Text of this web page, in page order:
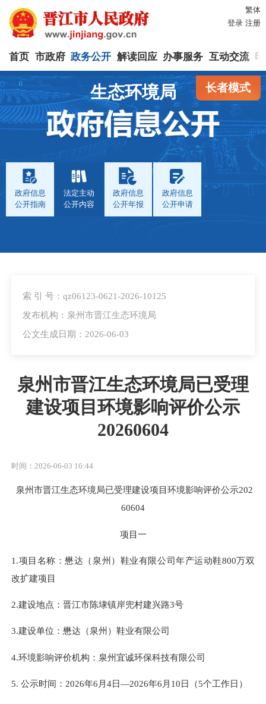
繁体
登录 注册
首页 市政府 政务公开 解读回应 办事服务 互动交流
长者模式
生态环境局
政府信息
公开指南
法定主动
公开内容
政府信息
公开年报
政府信息
公开申请
索 引 号：qz06123-0621-2026-10125
发布机构：泉州市晋江生态环境局
公文生成日期：2026-06-03
泉州市晋江生态环境局已受理
建设项目环境影响评价公示
20260604
时间：2026-06-03 16:44
泉州市晋江生态环境局已受理建设项目环境影响评价公示202
60604
项目一
1.项目名称：懋达（泉州）鞋业有限公司年产运动鞋800万双
改扩建项目
2.建设地点： 晋江市陈埭镇岸兜村建兴路3号
3.建设单位：懋达（泉州）鞋业有限公司
4.环境影响评价机构：泉州宜诚环保科技有限公司
5. 公示时间：2026年6 月4日—2026年6 月 10日（5个工作日）